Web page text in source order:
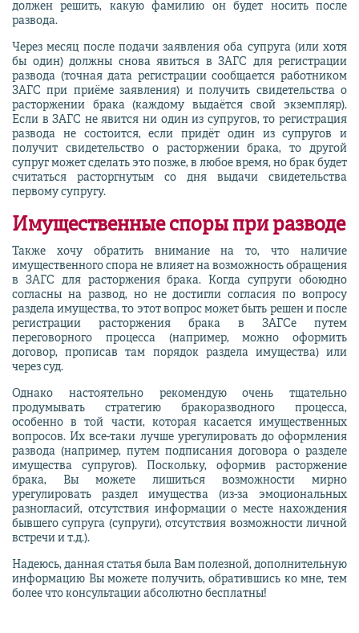
должен решить, какую фамилию он будет носить после
развода.
Через месяц после подачи заявления оба супруга (или хотя
бы один) должны снова явиться в ЗАГС для регистрации
развода (точная дата регистрации сообщается работником
ЗАГС при приёме заявления) и получить свидетельства о
расторжении брака (каждому выдаётся свой экземпляр).
Если в ЗАГС не явится ни один из супругов, то регистрация
развода не состоится, если придёт один из супругов и
получит свидетельство о расторжении брака, то другой
супруг может сделать это позже, в любое время, но брак будет
считаться расторгнутым со дня выдачи свидетельства
первому супругу.
Имущественные споры при разводе
Также хочу обратить внимание на то, что наличие
имущественного спора не влияет на возможность обращения
в ЗАГС для расторжения брака. Когда супруги обоюдно
согласны на развод, но не достигли согласия по вопросу
раздела имущества, то этот вопрос может быть решен и после
регистрации расторжения брака в ЗАГСе путем
переговорного процесса (например, можно оформить
договор, прописав там порядок раздела имущества) или
через суд.
Однако настоятельно рекомендую очень тщательно
продумывать стратегию бракоразводного процесса,
особенно в той части, которая касается имущественных
вопросов. Их все-таки лучше урегулировать до оформления
развода (например, путем подписания договора о разделе
имущества супругов). Поскольку, оформив расторжение
брака, Вы можете лишиться возможности мирно
урегулировать раздел имущества (из-за эмоциональных
разногласий, отсутствия информации о месте нахождения
бывшего супруга (супруги), отсутствия возможности личной
встречи и т.д.).
Надеюсь, данная статья была Вам полезной, дополнительную
информацию Вы можете получить, обратившись ко мне, тем
более что консультации абсолютно бесплатны!